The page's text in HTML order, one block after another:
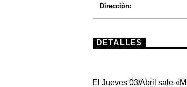
Dirección:
DETALLES
El Jueves 03/Abril sale